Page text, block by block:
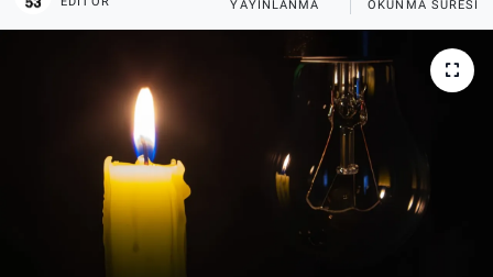
YAYINLANMA OKUNMA SÜRESI